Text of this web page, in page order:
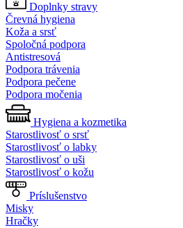
Doplnky stravy
Črevná hygiena
Koža a srsť
Spoločná podpora
Antistresová
Podpora trávenia
Podpora pečene
Podpora močenia
Hygiena a kozmetika
Starostlivosť o srsť
Starostlivosť o labky
Starostlivosť o uši
Starostlivosť o kožu
Príslušenstvo
Misky
Hračky